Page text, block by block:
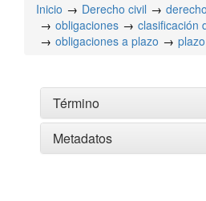
Inicio Derecho civil
obligaciones
clasificación
obligaciones a plazo
plazo
Término
Metadatos